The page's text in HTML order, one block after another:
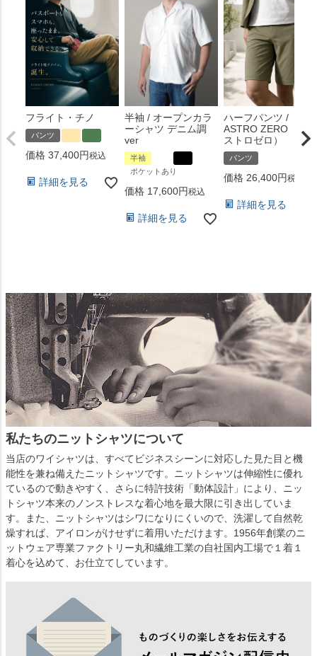
フライト・チノ
パンツ
価格 37,400 税込
詳細を見る
半袖 / オープンカラ
ーシャツ デニム調
ver
半袖
ポケットあり
価格 17,600 税込
詳細を見る
ハーフパンツ /
ASTRO ZERO （ア
ストロゼロ）
パンツ
価格 26,400 税込
詳細を見る
私たちのニットシャツについて
当店のワイシャツは、すべてビジネスシーンに対応した見た目と機
能性を兼ね備えたニットシャツです。ニットシャツは伸縮性に優れ
ているので動きやすく、さらに特許技術「動体設計」により、ニッ
トシャツ本来のノンストレスな着心地を最大限に引き出していま
す。また、ニットシャツはシワになりにくいので、洗濯して自然乾
燥すれば、アイロンがけせずに着用いただけます。1956年創業のニ
ットウェア専業ファクトリー丸和繊維工業の自社国内工場で１着１
着心を込めて、お仕立てしています。